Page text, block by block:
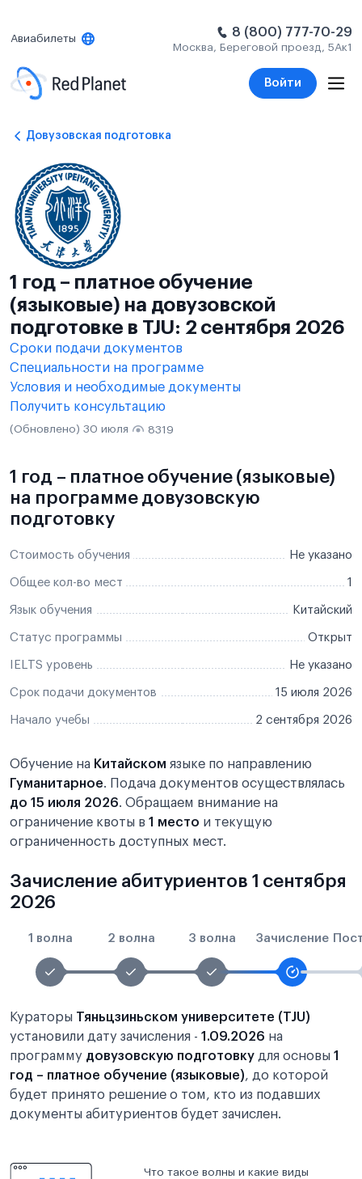
Авиабилеты 8 (800) 777-70-29
Москва, Береговой проезд, 5Ак1
Войти
Довузовская подготовка
1 год – платное обучение
(языковые) на довузовской
подготовке в TJU: 2 сентября 2026
Сроки подачи документов
Специальности на программе
Условия и необходимые документы
Получить консультацию
(Обновлено) 30 июля 8319
1 год – платное обучение (языковые)
на программе довузовскую
подготовку
Стоимость обучения Не указано
Общее кол-во мест 1
Язык обучения Китайский
Статус программы Открыт
IELTS уровень Не указано
Срок подачи документов 15 июля 2026
Начало учебы 2 сентября 2026
Обучение на Китайском языке по направлению
Гуманитарное. Подача документов осуществлялась
до 15 июля 2026. Обращаем внимание на
ограничение квоты в 1 место и текущую
ограниченность доступных мест.
Зачисление абитуриентов 1 сентября
2026
1 волна 2 волна 3 волна Зачисление
Кураторы Тяньцзиньском университете (TJU)
установили дату зачисления - 1.09.2026 на
программу довузовскую подготовку для основы 1
год – платное обучение (языковые), до которой
будет принято решение о том, кто из подавших
документы абитуриентов будет зачислен.
Что такое волны и какие виды